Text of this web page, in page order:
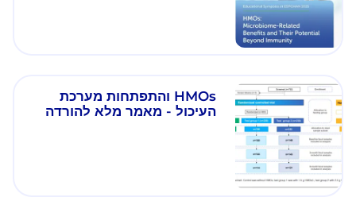
HMOs והתפתחות מערכת
העיכול - מאמר מלא להורדה